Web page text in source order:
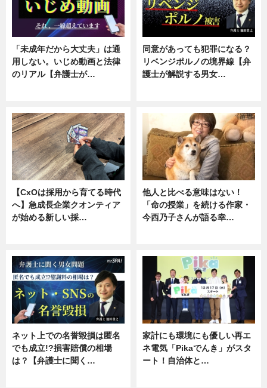
「未成年だから大丈夫」は通
用しない。いじめ動画と法律
のリアル【弁護士が…
同意があっても犯罪になる？
リベンジポルノの境界線【弁
護士が解説する男女…
【CxOは採用から育てる時代
へ】急成長企業クオンティア
が始める新しい採…
他人と比べる意味はない！
「命の授業」を続ける作家・
今西乃子さんが語る幸…
ネット上での名誉毀損は匿名
でも成立!?損害賠償の相場
は？【弁護士に聞く…
家計にも環境にも優しい再エ
ネ電気「Pikaでんき」がスタ
ート！自治体と…